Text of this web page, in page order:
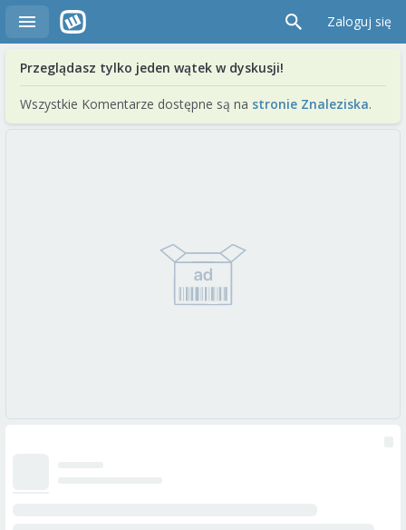
Zaloguj się
Przeglądasz tylko jeden wątek w dyskusji!
Wszystkie Komentarze dostępne są na stronie Znaleziska.